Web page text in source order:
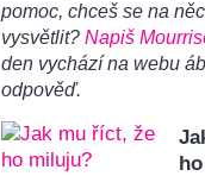
pomoc, chceš se na
vysvětlit? Napiš
den vychází na webu
odpověď.